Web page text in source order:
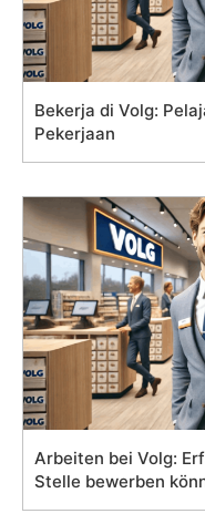
Bekerja di Volg:
Pekerjaan
Arbeiten bei Volg:
Stelle bewerben